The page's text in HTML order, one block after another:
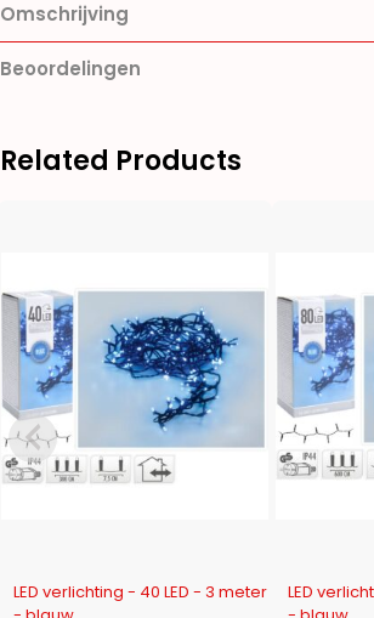
Omschrijving
Beoordelingen
Related Products
LED verlichting - 40 LED - 3 meter
LED